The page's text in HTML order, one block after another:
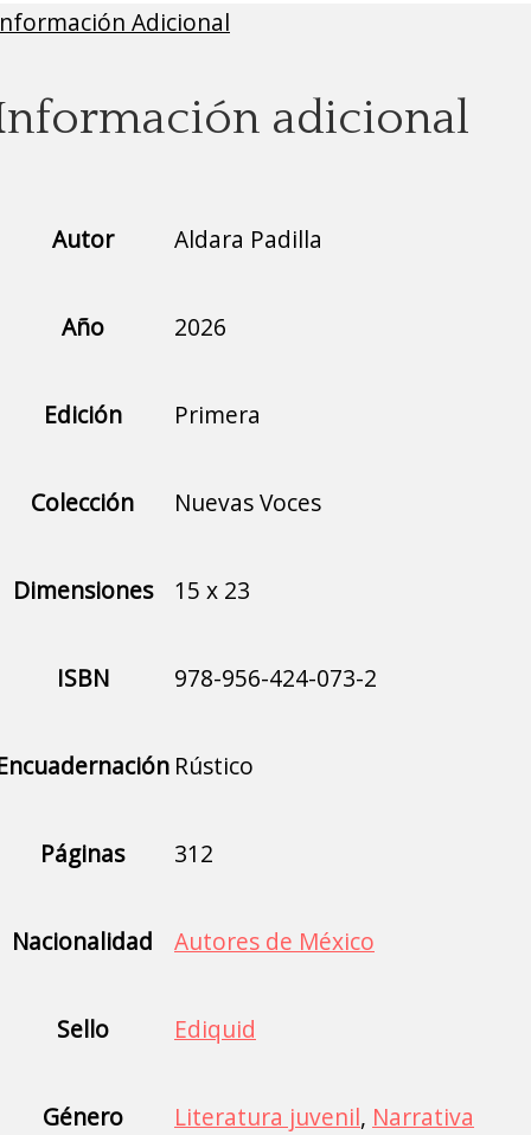
Adicional
adicional
Autor Aldara Padilla
Año 2026
Edición Primera
Colección Nuevas Voces
Dimensiones 15 x 23
ISBN 978-956-424-073-2
Rústico
Páginas 312
Nacionalidad Autores de México
Sello Ediquid
Género Literatura juvenil, Narrativa